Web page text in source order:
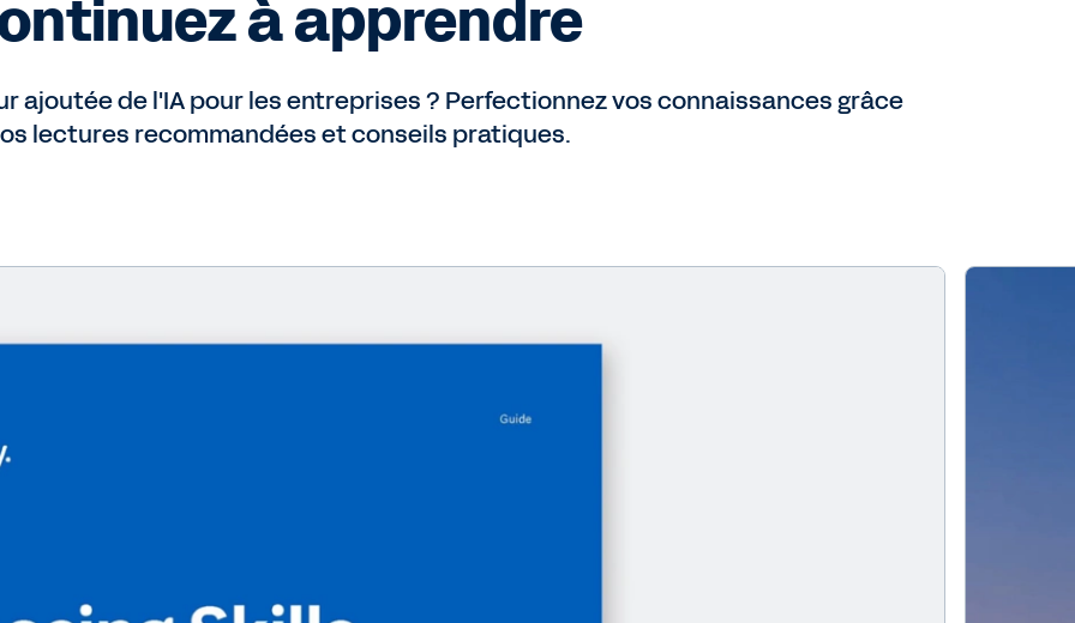
à apprendre
ajoutée de l'IA pour les entreprises ? Perfectionnez vos connaissances grâce
lectures recommandées et conseils pratiques.